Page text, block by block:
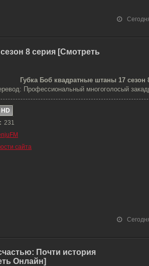
8 серия [Смотреть
Губка Боб квадратные штаны 17 сезон
Профессиональный многоголосый
HD
231
сайта
Почти история
Онлайн]